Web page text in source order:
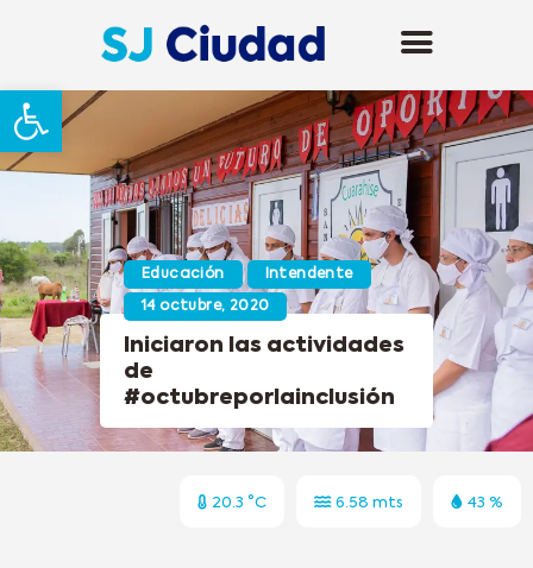
Abrir barra de herramientas
Educación Intendente
14 octubre, 2020
Iniciaron las actividades
de
#octubreporlainclusión
20.3 °C 6.58 mts 43 %